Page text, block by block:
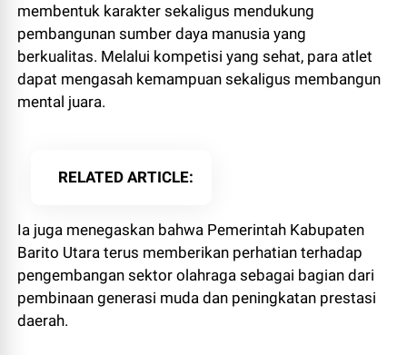
membentuk karakter sekaligus mendukung
pembangunan sumber daya manusia yang
berkualitas. Melalui kompetisi yang sehat, para atlet
dapat mengasah kemampuan sekaligus membangun
mental juara.
RELATED ARTICLE
Ia juga menegaskan bahwa Pemerintah Kabupaten
Barito Utara terus memberikan perhatian terhadap
pengembangan sektor olahraga sebagai bagian dari
pembinaan generasi muda dan peningkatan prestasi
daerah.